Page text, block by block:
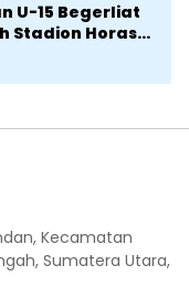
U-15 Begerliat
Stadion Horas
Kecamatan
Sumatera Utara,